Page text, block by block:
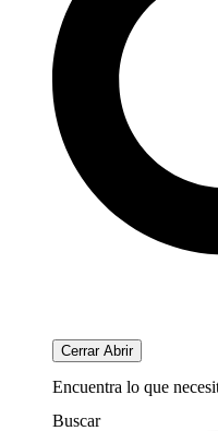
Cerrar Abrir
Encuentra lo que
Buscar